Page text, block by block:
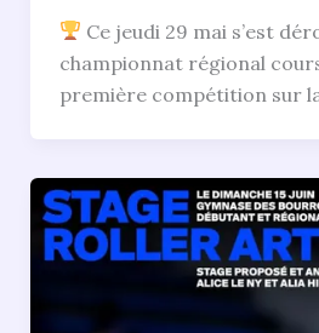
Ce jeudi 29 mai s’est
championnat régional
première compétition sur